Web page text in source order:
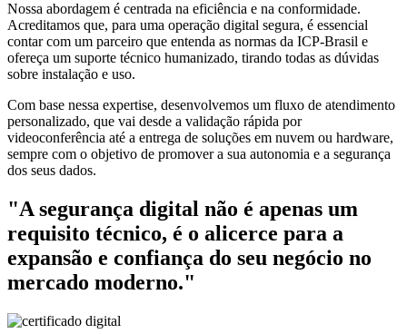
Nossa abordagem é centrada na eficiência e na conformidade.
Acreditamos que, para uma operação digital segura, é essencial
contar com um parceiro que entenda as normas da ICP-Brasil e
ofereça um suporte técnico humanizado, tirando todas as dúvidas
sobre instalação e uso.
Com base nessa expertise, desenvolvemos um fluxo de atendimento
personalizado, que vai desde a validação rápida por
videoconferência até a entrega de soluções em nuvem ou hardware,
sempre com o objetivo de promover a sua autonomia e a segurança
dos seus dados.
"A segurança digital não é apenas um
requisito técnico, é o alicerce para a
expansão e confiança do seu negócio no
mercado moderno."